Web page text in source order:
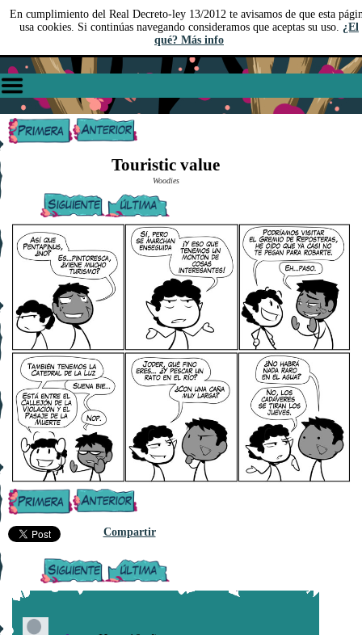
En cumplimiento del Real Decreto-ley 13/2012 te avisamos de que esta
usa cookies. Si continúas navegando consideramos que aceptas su uso. ¿El
qué? Más info
Touristic value
Woodies
Compartir